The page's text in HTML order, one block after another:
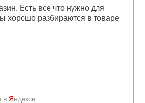
в Яндексе
Есть все что нужно для
хорошо разбираются в товаре